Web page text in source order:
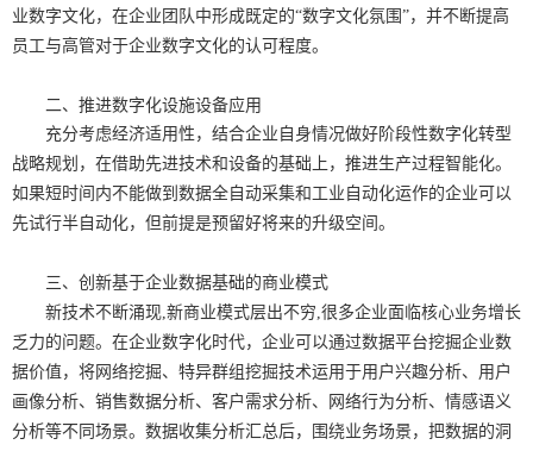
业数字文化，在企业团队中形成既定的“数字文化氛围”，并不断提高
员工与高管对于企业数字文化的认可程度。
二、推进数字化设施设备应用
充分考虑经济适用性，结合企业自身情况做好阶段性数字化转型
战略规划，在借助先进技术和设备的基础上，推进生产过程智能化。
如果短时间内不能做到数据全自动采集和工业自动化运作的企业可以
先试行半自动化，但前提是预留好将来的升级空间。
三、创新基于企业数据基础的商业模式
新技术不断涌现,新商业模式层出不穷,很多企业面临核心业务增长
乏力的问题。在企业数字化时代，企业可以通过数据平台挖掘企业数
据价值，将网络挖掘、特异群组挖掘技术运用于用户兴趣分析、用户
画像分析、销售数据分析、客户需求分析、网络行为分析、情感语义
分析等不同场景。数据收集分析汇总后，围绕业务场景，把数据的洞